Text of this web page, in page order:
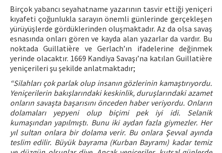
Birçok yabancı seyahatname yazarının tasvir ettiği yeniçeri
kıyafeti çoğunlukla sarayın önemli günlerinde gerçekleşen
yürüyüşlerde gördüklerinden oluşmaktadır. Az da olsa savaş
esnasında onları gören ve kayda alan yazarlar da vardır. Bu
noktada Guillatière ve Gerlach’ın ifadelerine değinmek
yerinde olacaktır. 1669 Kandiya Savaşı’na katılan Guillatière
yeniçerileri şu şekilde anlatmaktadır;
“Silahları çok parlak olup insanın gözlerinin kamaştırıyordu.
Yeniçerilerin bakışlarındaki keskinlik, duruşlarındaki azamet
onların savaşta başarısını önceden haber veriyordu. Onların
dolamaları yepyeni olup biçimi pek iyi idi. Selanik
kumaşından yapılmıştı. Bunu iki aydan fazla giymezler. Her
yıl sultan onlara bir dolama verir. Bu onlara Şevval ayında
teslim edilir. Büyük bayrama (Kurban Bayramı) kadar temiz